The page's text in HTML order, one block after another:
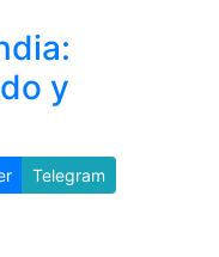
y
Telegram